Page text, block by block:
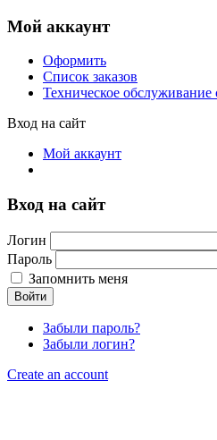
Мой аккаунт
Оформить
Список заказов
Техническое обслуживание
Вход на сайт
Мой аккаунт
Вход на сайт
Логин
Пароль
Запомнить меня
Войти
Забыли пароль?
Забыли логин?
Create an account